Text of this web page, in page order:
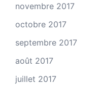
novembre 2017
octobre 2017
septembre 2017
août 2017
juillet 2017